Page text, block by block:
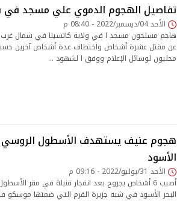
تفاصيل الهجوم الدموي علي مسجد في
الأحد 04/ديسمبر/2022 - 08:40 م
هاجم مسلحون مسجد ا في ولاية كاتسينا في شمال غرب
عن مقتل عشرة أشخاص واختطاف عدة أشخاص آخرين
محليون لوسائل الإعلام ووفق ا لشهود …
هجوم عنيف يستهدف الأسطول الروسي
الأسود
الأحد 31/يوليو/2022 - 09:16 م
أصيب 6 أشخاص بجروح بعد انفجار قنبلة في مقر
البحر الأسود في شبه جزيرة القرم التي ضمتها موسكو